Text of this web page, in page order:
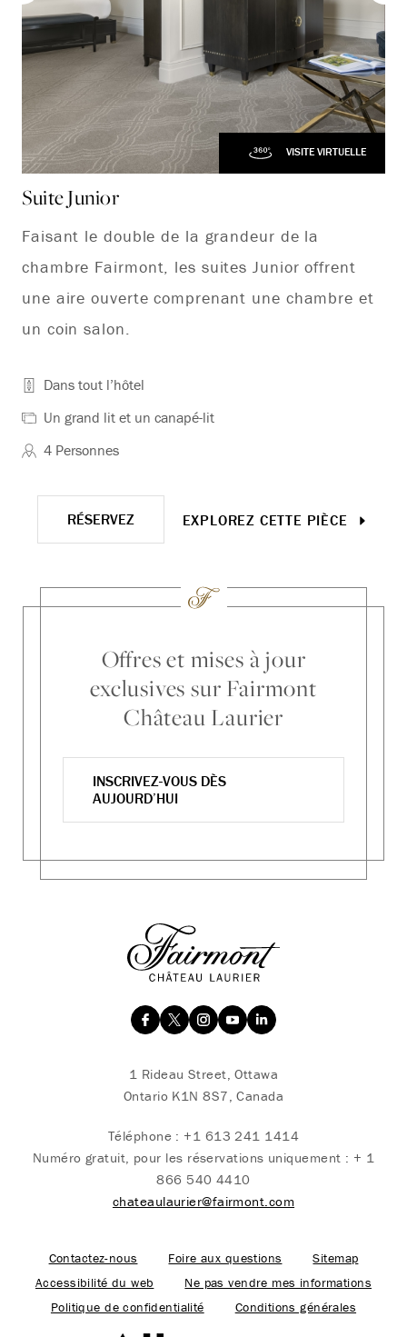
VISITE VIRTUELLE
Suite Junior
Faisant le double de la grandeur de la
chambre Fairmont, les suites Junior offrent
une aire ouverte comprenant une chambre et
un coin salon.
Dans tout l’hôtel
Un grand lit et un canapé-lit
4 Personnes
RÉSERVEZ EXPLOREZ CETTE PIÈCE
Offres et mises à jour
exclusives sur Fairmont
Château Laurier
INSCRIVEZ-VOUS DÈS
AUJOURD’HUI
1 Rideau Street, Ottawa
Ontario K1N 8S7, Canada
Téléphone : +1 613 241 1414
Numéro gratuit, pour les réservations uniquement : + 1
866 540 4410
chateaulaurier@fairmont.com
Contactez-nous Foire aux questions
Sitemap
Accessibilité du web
Ne pas vendre mes informations
Politique de confidentialité
Conditions générales